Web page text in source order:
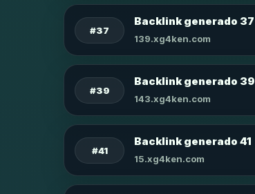
#37
Backlink generado 37
139.xg4ken.com
#39
Backlink generado 39
143.xg4ken.com
#41
Backlink generado 41
15.xg4ken.com